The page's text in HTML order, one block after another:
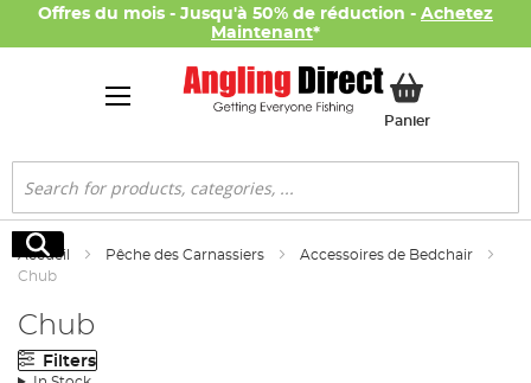
Offres du mois - Jusqu'à 50% de réduction - Achetez
Maintenant*
PanierMon panier
Rechercher
Rechercher
Accueil Pêche des Carnassiers
Accessoires de Bedchair
Chub
Chub
Filters